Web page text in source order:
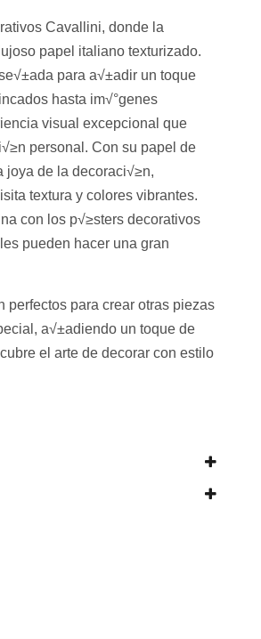
Cavallini, donde la
papel italiano texturizado.
para a√±adir un toque
hasta im√°genes
visual excepcional que
personal. Con su papel de
joya de la decoraci√≥n,
textura y colores vibrantes.
con los p√≥sters decorativos
pueden hacer una gran
perfectos para crear otras piezas
a√±adiendo un toque de
el arte de decorar con estilo